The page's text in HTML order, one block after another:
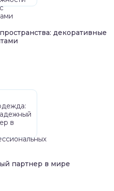
декоративные
партнер в мире